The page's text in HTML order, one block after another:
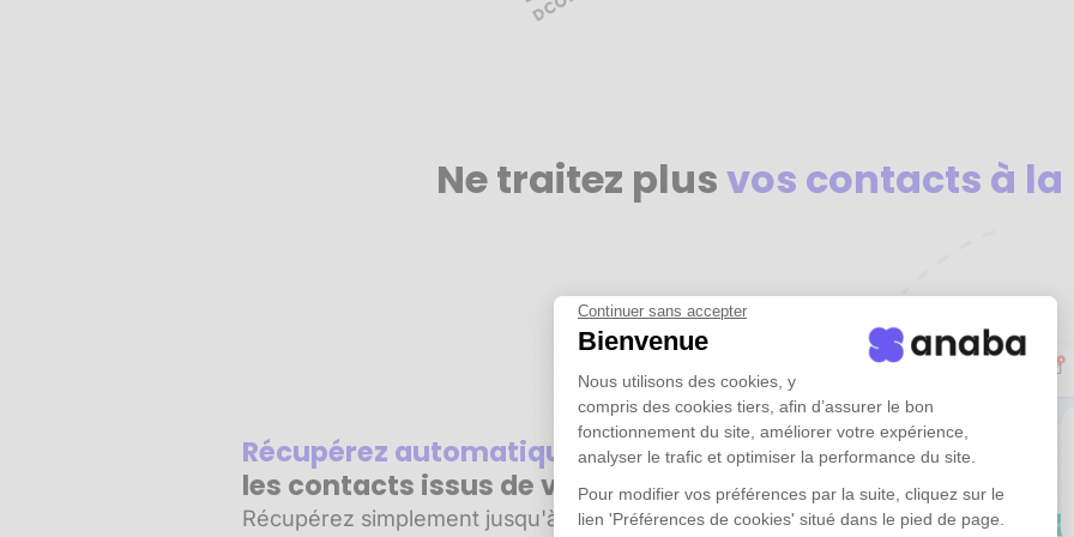
Continuer sans accepter
Bienvenue
Nous utilisons des cookies, y
compris des cookies tiers, afin d’assurer le bon
fonctionnement du site, améliorer votre expérience,
analyser le trafic et optimiser la performance du site.
Pour modifier vos préférences par la suite, cliquez sur le
lien 'Préférences de cookies' situé dans le pied de page.
Ne traitez plusvos contacts à
Récupérez automatiquementtous
les contacts issus de vos emails
Récupérez simplement jusqu'à plusieurs années